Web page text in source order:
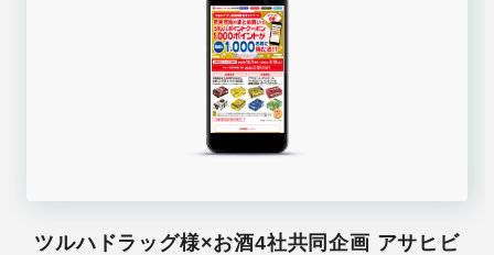
ツルハドラッグ様×お酒4社共同企画 アサヒビ